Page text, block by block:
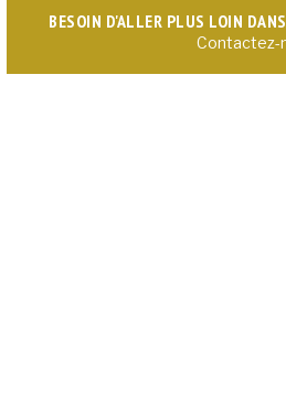
BESOIN D'ALLER PLUS LOIN
Contactez-